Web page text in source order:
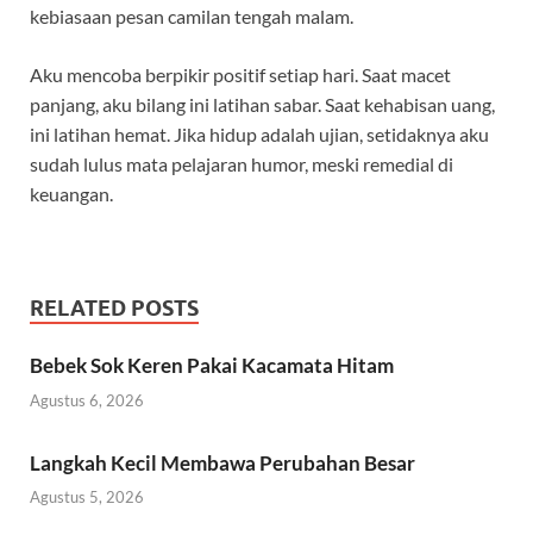
kebiasaan pesan camilan tengah malam.
Aku mencoba berpikir positif setiap hari. Saat macet
panjang, aku bilang ini latihan sabar. Saat kehabisan uang,
ini latihan hemat. Jika hidup adalah ujian, setidaknya aku
sudah lulus mata pelajaran humor, meski remedial di
keuangan.
RELATED POSTS
Bebek Sok Keren Pakai Kacamata Hitam
Agustus 6, 2026
Langkah Kecil Membawa Perubahan Besar
Agustus 5, 2026